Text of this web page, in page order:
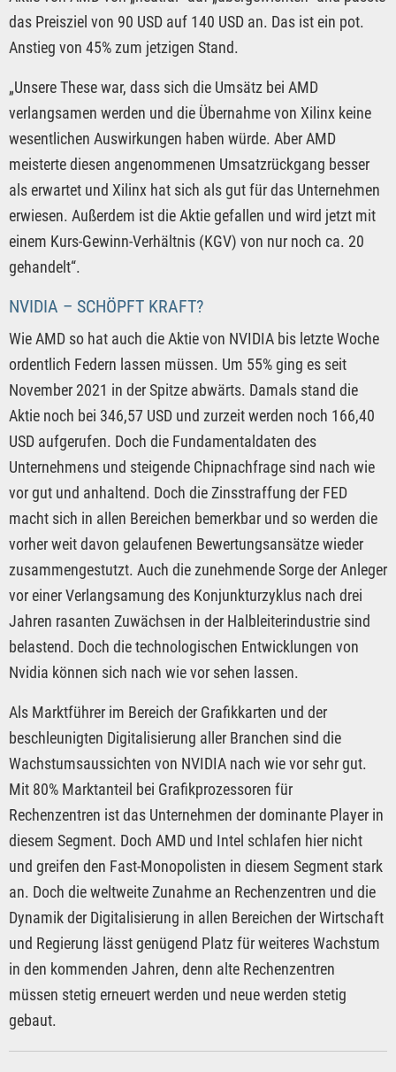
das Preisziel von 90 USD auf 140 USD an. Das ist ein pot.
Anstieg von 45% zum jetzigen Stand.
„Unsere These war, dass sich die Umsätz bei AMD
verlangsamen werden und die Übernahme von Xilinx keine
wesentlichen Auswirkungen haben würde. Aber AMD
meisterte diesen angenommenen Umsatzrückgang besser
als erwartet und Xilinx hat sich als gut für das Unternehmen
erwiesen. Außerdem ist die Aktie gefallen und wird jetzt mit
einem Kurs-Gewinn-Verhältnis (KGV) von nur noch ca. 20
gehandelt“.
NVIDIA – SCHÖPFT KRAFT?
Wie AMD so hat auch die Aktie von NVIDIA bis letzte Woche
ordentlich Federn lassen müssen. Um 55% ging es seit
November 2021 in der Spitze abwärts. Damals stand die
Aktie noch bei 346,57 USD und zurzeit werden noch 166,40
USD aufgerufen. Doch die Fundamentaldaten des
Unternehmens und steigende Chipnachfrage sind nach wie
vor gut und anhaltend. Doch die Zinsstraffung der FED
macht sich in allen Bereichen bemerkbar und so werden die
vorher weit davon gelaufenen Bewertungsansätze wieder
zusammengestutzt. Auch die zunehmende Sorge der Anleger
vor einer Verlangsamung des Konjunkturzyklus nach drei
Jahren rasanten Zuwächsen in der Halbleiterindustrie sind
belastend. Doch die technologischen Entwicklungen von
Nvidia können sich nach wie vor sehen lassen.
Als Marktführer im Bereich der Grafikkarten und der
beschleunigten Digitalisierung aller Branchen sind die
Wachstumsaussichten von NVIDIA nach wie vor sehr gut.
Mit 80% Marktanteil bei Grafikprozessoren für
Rechenzentren ist das Unternehmen der dominante Player in
diesem Segment. Doch AMD und Intel schlafen hier nicht
und greifen den Fast-Monopolisten in diesem Segment stark
an. Doch die weltweite Zunahme an Rechenzentren und die
Dynamik der Digitalisierung in allen Bereichen der Wirtschaft
und Regierung lässt genügend Platz für weiteres Wachstum
in den kommenden Jahren, denn alte Rechenzentren
müssen stetig erneuert werden und neue werden stetig
gebaut.